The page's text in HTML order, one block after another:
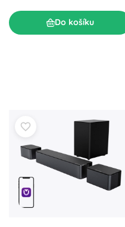
Do košíku